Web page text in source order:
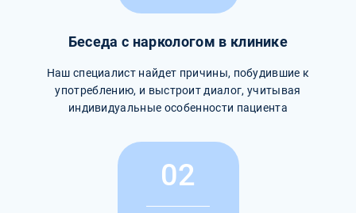
Беседа с наркологом в клинике
Наш специалист найдет причины, побудившие к
употреблению, и выстроит диалог, учитывая
индивидуальные особенности пациента
02